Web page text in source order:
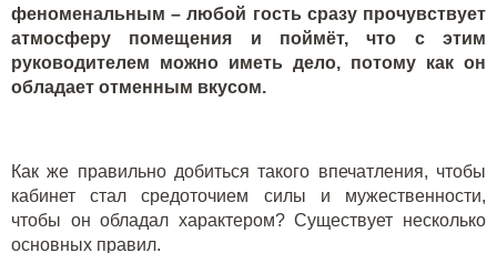
феноменальным – любой гость сразу прочувствует
атмосферу помещения и поймёт, что с этим
руководителем можно иметь дело, потому как он
обладает отменным вкусом.
Как же правильно добиться такого впечатления, чтобы
кабинет стал средоточием силы и мужественности,
чтобы он обладал характером? Существует несколько
основных правил.